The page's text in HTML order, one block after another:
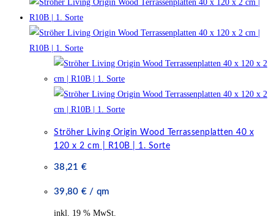
Ströher Living Origin Wood Terrassenplatten 40 x
120 x 2 cm | R10B | 1. Sorte
38,21 €
39,80 € /qm
inkl. 19 % MwSt.